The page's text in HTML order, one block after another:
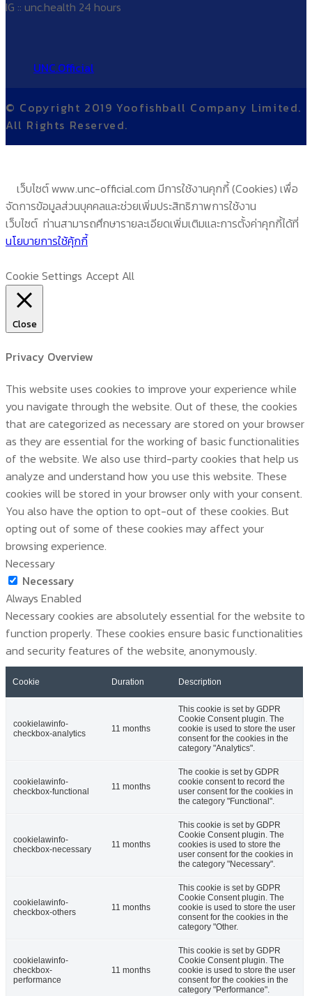
IG :: unc.health 24 hours
UNC.Official
© Copyright 2019 Yoofishball Company Limited.
All Rights Reserved.
เว็บไซต์ www.unc-official.com มีการใช้งานคุกกี้ (Cookies) เพื่อ
จัดการข้อมูลส่วนบุคคลและช่วยเพิ่มประสิทธิภาพการใช้งาน
เว็บไซต์ ท่านสามารถศึกษารายละเอียดเพิ่มเติมและการตั้งค่าคุกกี้ได้ที่
นโยบายการใช้คุ้กกี้
Cookie Settings Accept All
Close
Privacy Overview
This website uses cookies to improve your experience while
you navigate through the website. Out of these, the cookies
that are categorized as necessary are stored on your browser
as they are essential for the working of basic functionalities
of the website. We also use third-party cookies that help us
analyze and understand how you use this website. These
cookies will be stored in your browser only with your consent.
You also have the option to opt-out of these cookies. But
opting out of some of these cookies may affect your
browsing experience.
Necessary
Necessary
Always Enabled
Necessary cookies are absolutely essential for the website to
function properly. These cookies ensure basic functionalities
and security features of the website, anonymously.
Cookie Duration Description
cookielawinfo-
checkbox-analytics
11 months
This cookie is set by GDPR
Cookie Consent plugin. The
cookie is used to store the user
consent for the cookies in the
category "Analytics".
cookielawinfo-
checkbox-functional
11 months
The cookie is set by GDPR
cookie consent to record the
user consent for the cookies in
the category "Functional".
cookielawinfo-
checkbox-necessary
11 months
This cookie is set by GDPR
Cookie Consent plugin. The
cookies is used to store the
user consent for the cookies in
the category "Necessary".
cookielawinfo-
checkbox-others
11 months
This cookie is set by GDPR
Cookie Consent plugin. The
cookie is used to store the user
consent for the cookies in the
category "Other.
cookielawinfo-
checkbox-
performance
11 months
This cookie is set by GDPR
Cookie Consent plugin. The
cookie is used to store the user
consent for the cookies in the
category "Performance".